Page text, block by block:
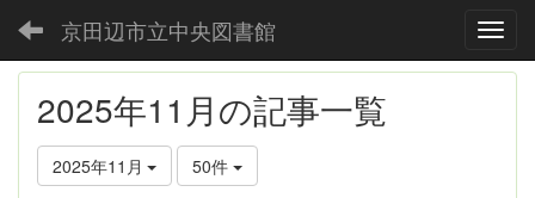
京田辺市立中央図書館
2025年11月の記事一覧
2025年11月 50件